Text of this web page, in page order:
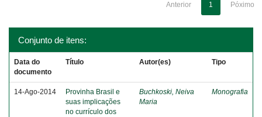
Anterior 1 Póximo
Conjunto de itens:
Data do
documento
Título Autor(es) Tipo
14-Ago-2014
Provinha Brasil e
suas implicações
no currículo dos
Buchkoski, Neiva
Maria
Monografia